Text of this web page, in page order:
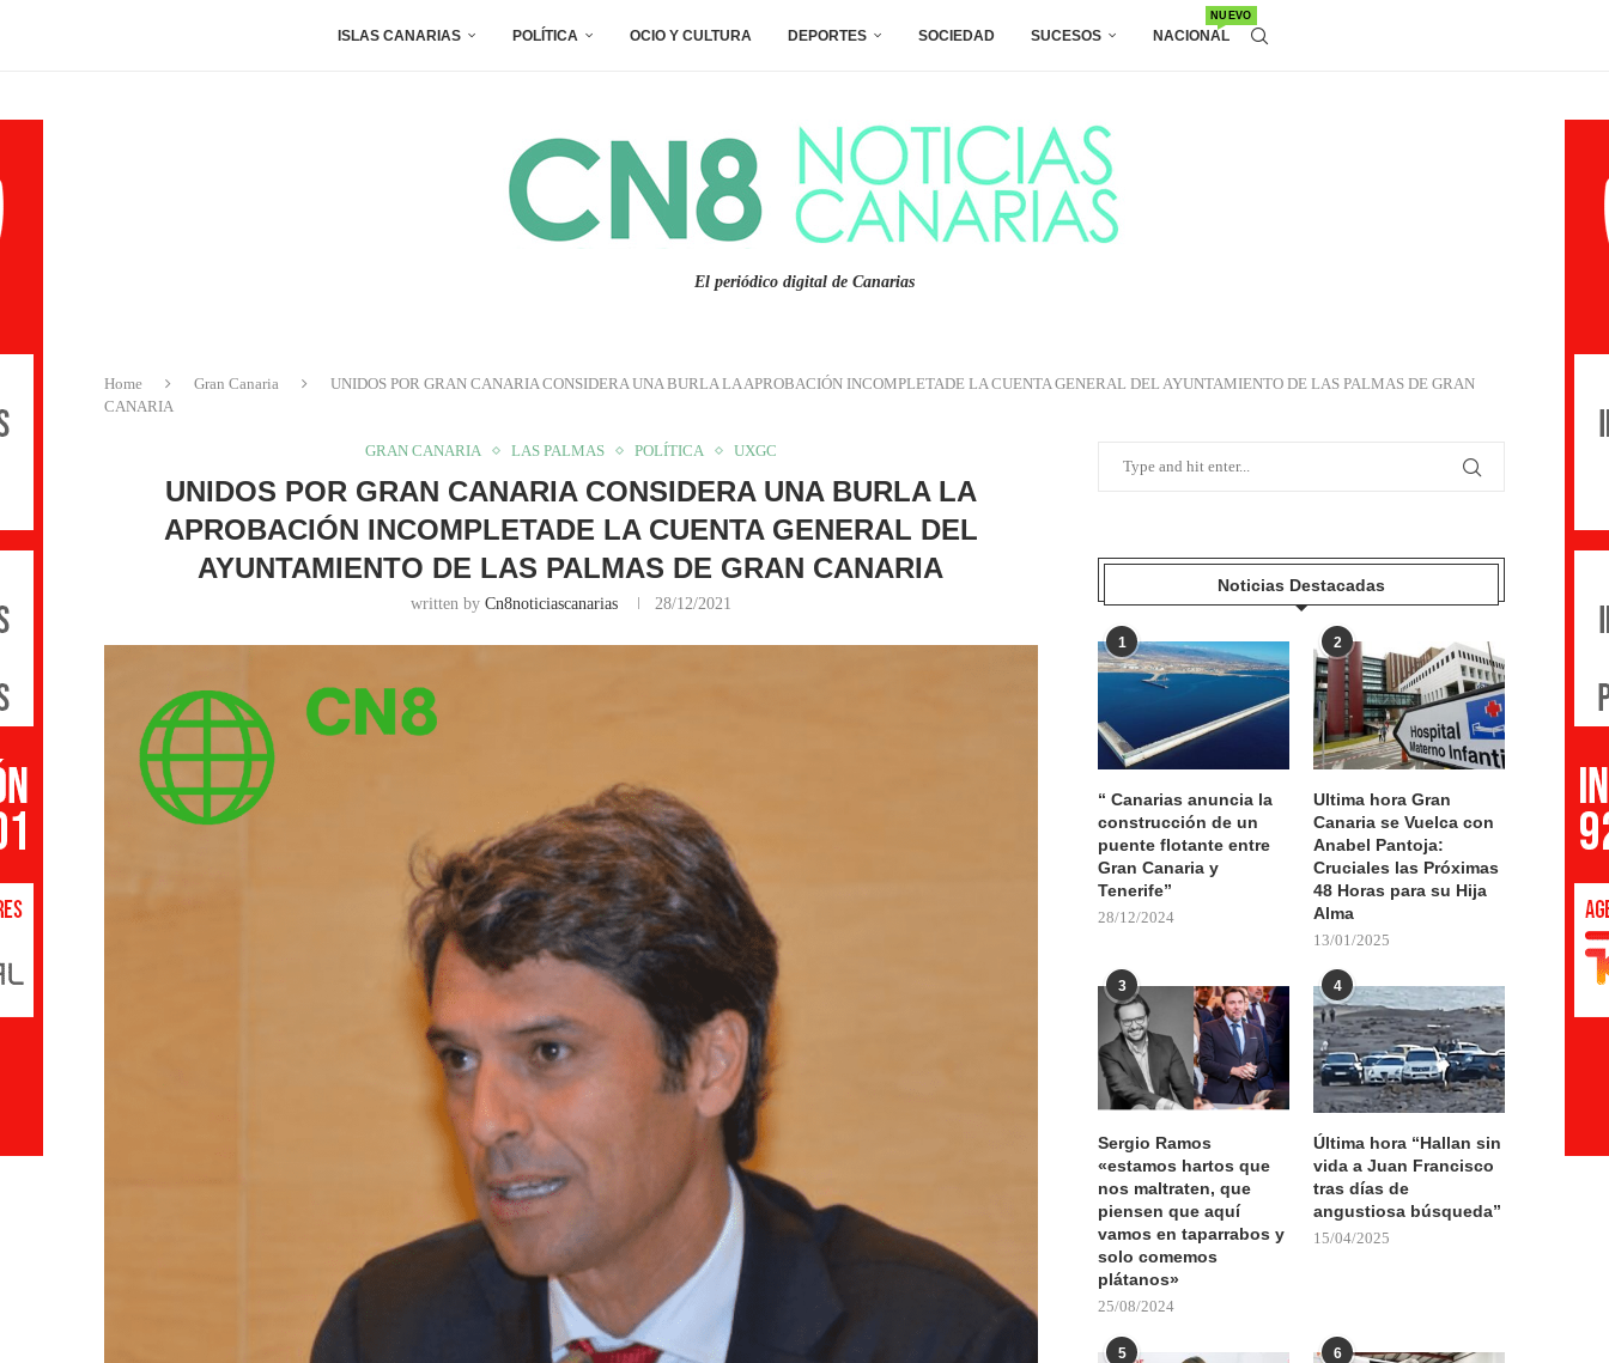
ISLAS CANARIAS POLÍTICA OCIO Y CULTURA DEPORTES SOCIEDAD SUCESOS NACIONAL
NUEVO
El periódico digital de Canarias
Home Gran Canaria
UNIDOS POR GRAN CANARIA CONSIDERA UNA BURLA LA APROBACIÓN INCOMPLETADE LA CUENTA GENERAL DEL AYUNTAMIENTO DE LAS PALMAS DE GRAN
CANARIA
GRAN CANARIA LAS PALMAS POLÍTICA UXGC
UNIDOS POR GRAN CANARIA CONSIDERA UNA BURLA LA
APROBACIÓN INCOMPLETADE LA CUENTA GENERAL DEL
AYUNTAMIENTO DE LAS PALMAS DE GRAN CANARIA
written by Cn8noticiascanarias 28/12/2021
Noticias Destacadas
1
“ Canarias anuncia la
construcción de un
puente flotante entre
Gran Canaria y
Tenerife”
28/12/2024
2
Ultima hora Gran
Canaria se Vuelca con
Anabel Pantoja:
Cruciales las Próximas
48 Horas para su Hija
Alma
13/01/2025
3
Sergio Ramos
«estamos hartos que
nos maltraten, que
piensen que aquí
vamos en taparrabos y
solo comemos
plátanos»
25/08/2024
4
Última hora “Hallan sin
vida a Juan Francisco
tras días de
angustiosa búsqueda”
15/04/2025
5 6